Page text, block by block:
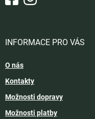
INFORMACE PRO VÁS
O nás
Kontakty
Možnosti dopravy
Možnosti platby